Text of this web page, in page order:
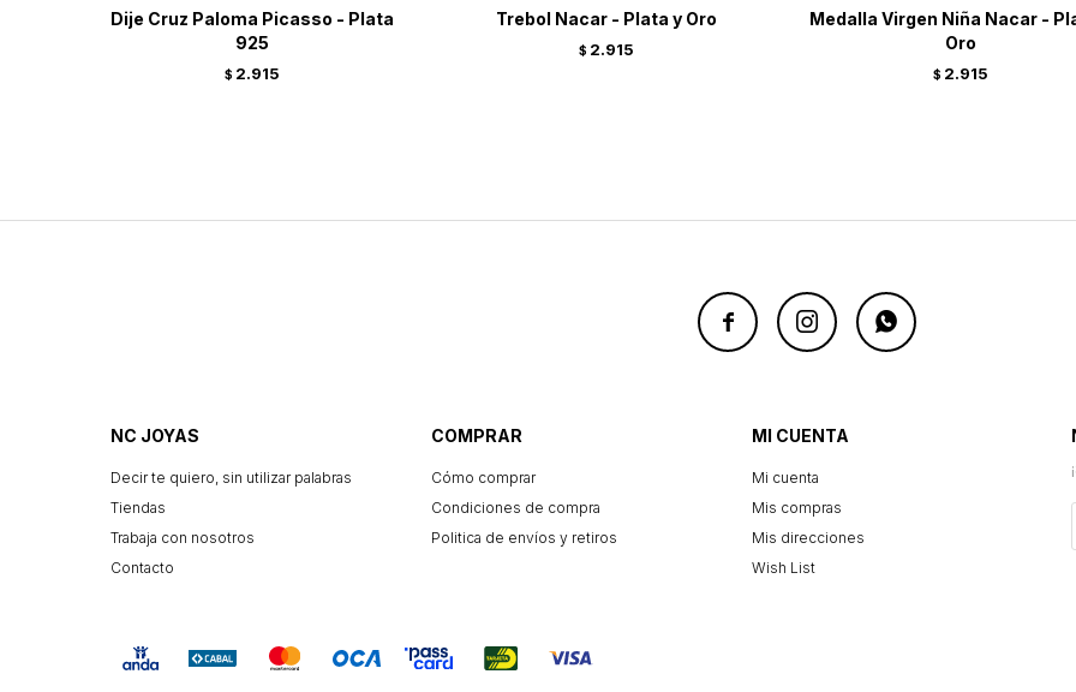
Dije Cruz Paloma Picasso - Plata
925
$ 2.915
Trebol Nacar - Plata y Oro
$ 2.915
Medalla Virgen Niña Nacar -
Oro
$ 2.915
  
NC JOYAS
Decir te quiero, sin utilizar palabras
Tiendas
Trabaja con nosotros
Contacto
COMPRAR
Cómo comprar
Condiciones de compra
Politica de envíos y retiros
MI CUENTA
Mi cuenta
Mis compras
Mis direcciones
Wish List